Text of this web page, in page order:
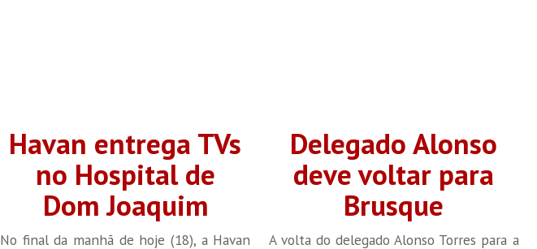
Havan entrega TVs
no Hospital de
Dom Joaquim
No final da manhã de hoje (18), a Havan
Delegado Alonso
deve voltar para
Brusque
A volta do delegado Alonso Torres para a